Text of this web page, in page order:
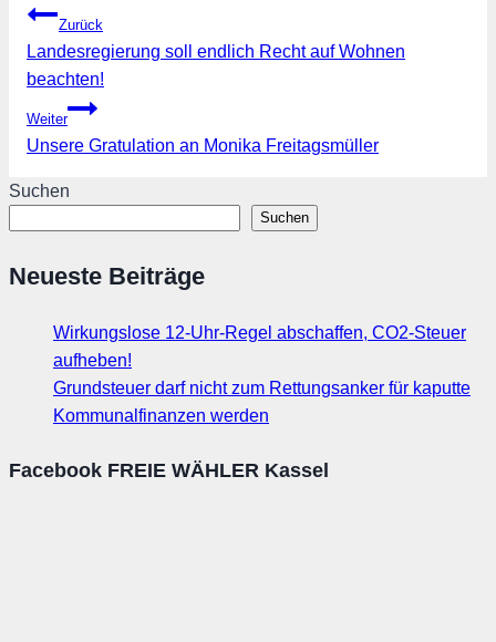
Beitragsnavigation
Zurück
Landesregierung soll endlich Recht auf Wohnen
beachten!
Weiter
Unsere Gratulation an Monika Freitagsmüller
Suchen
Suchen
Neueste Beiträge
Wirkungslose 12-Uhr-Regel abschaffen, CO2-Steuer
aufheben!
Grundsteuer darf nicht zum Rettungsanker für kaputte
Kommunalfinanzen werden
Facebook FREIE WÄHLER Kassel